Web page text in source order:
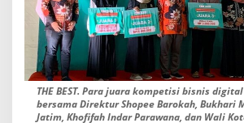
THE BEST. Para juara kompetisi bisnis
bersama Direktur Shopee Barokah, Bukhari
Jatim, Khofifah Indar Parawana, dan Wali